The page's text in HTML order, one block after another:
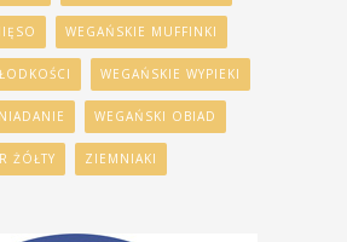
WEGAŃSKIE MUFFINKI
WEGAŃSKIE WYPIEKI
WEGAŃSKI OBIAD
ŻÓŁTY ZIEMNIAKI